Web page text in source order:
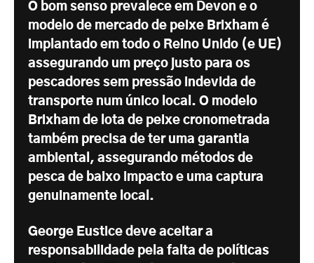
O bom senso prevalece em Devon e o
modelo de mercado de peixe Brixham é
implantado em todo o Reino Unido (e UE)
assegurando um preço justo para os
pescadores sem pressão indevida de
transporte num único local. O modelo
Brixham de lota de peixe cronometrada
também precisa de ter uma garantia
ambiental, assegurando métodos de
pesca de baixo impacto e uma captura
genuinamente local.
George Eustice deve aceitar a
responsabilidade pela falta de políticas